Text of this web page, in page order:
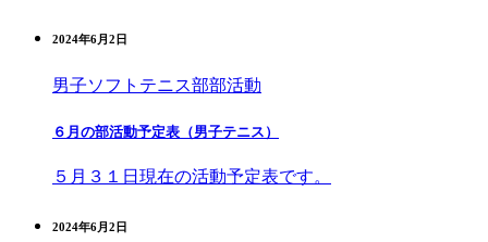
2024年6月2日
男子ソフトテニス部部活動
６月の部活動予定表（男子テニス）
５月３１日現在の活動予定表です。
2024年6月2日